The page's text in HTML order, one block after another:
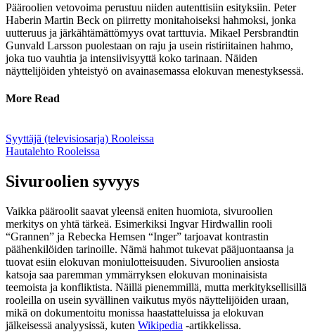
Pääroolien vetovoima perustuu niiden autenttisiin esityksiin. Peter
Haberin Martin Beck on piirretty monitahoiseksi hahmoksi, jonka
uutteruus ja järkähtämättömyys ovat tarttuvia. Mikael Persbrandtin
Gunvald Larsson puolestaan on raju ja usein ristiriitainen hahmo,
joka tuo vauhtia ja intensiivisyyttä koko tarinaan. Näiden
näyttelijöiden yhteistyö on avainasemassa elokuvan menestyksessä.
More Read
Syyttäjä (televisiosarja) Rooleissa
Hautalehto Rooleissa
Sivuroolien syvyys
Vaikka pääroolit saavat yleensä eniten huomiota, sivuroolien
merkitys on yhtä tärkeä. Esimerkiksi Ingvar Hirdwallin rooli
“Grannen” ja Rebecka Hemsen “Inger” tarjoavat kontrastin
päähenkilöiden tarinoille. Nämä hahmot tukevat pääjuontaansa ja
tuovat esiin elokuvan moniulotteisuuden. Sivuroolien ansiosta
katsoja saa paremman ymmärryksen elokuvan moninaisista
teemoista ja konfliktista. Näillä pienemmillä, mutta merkityksellisillä
rooleilla on usein syvällinen vaikutus myös näyttelijöiden uraan,
mikä on dokumentoitu monissa haastatteluissa ja elokuvan
jälkeisessä analyysissä, kuten Wikipedia -artikkelissa.